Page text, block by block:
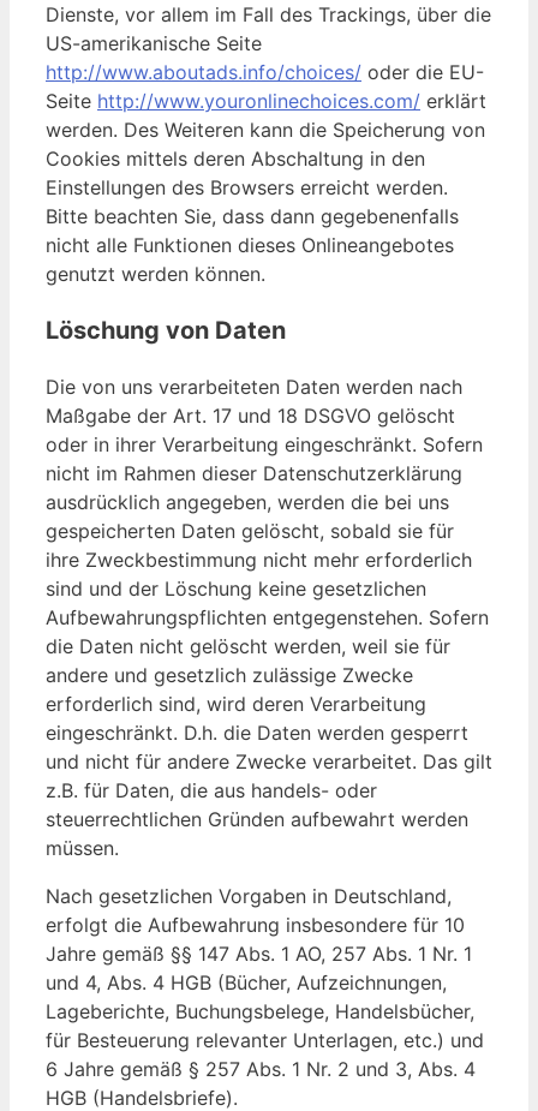
Dienste, vor allem im Fall des Trackings, über die
US-amerikanische Seite
http://www.aboutads.info/choices/ oder die EU-
Seite http://www.youronlinechoices.com/ erklärt
werden. Des Weiteren kann die Speicherung von
Cookies mittels deren Abschaltung in den
Einstellungen des Browsers erreicht werden.
Bitte beachten Sie, dass dann gegebenenfalls
nicht alle Funktionen dieses Onlineangebotes
genutzt werden können.
Löschung von Daten
Die von uns verarbeiteten Daten werden nach
Maßgabe der Art. 17 und 18 DSGVO gelöscht
oder in ihrer Verarbeitung eingeschränkt. Sofern
nicht im Rahmen dieser Datenschutzerklärung
ausdrücklich angegeben, werden die bei uns
gespeicherten Daten gelöscht, sobald sie für
ihre Zweckbestimmung nicht mehr erforderlich
sind und der Löschung keine gesetzlichen
Aufbewahrungspflichten entgegenstehen. Sofern
die Daten nicht gelöscht werden, weil sie für
andere und gesetzlich zulässige Zwecke
erforderlich sind, wird deren Verarbeitung
eingeschränkt. D.h. die Daten werden gesperrt
und nicht für andere Zwecke verarbeitet. Das gilt
z.B. für Daten, die aus handels- oder
steuerrechtlichen Gründen aufbewahrt werden
müssen.
Nach gesetzlichen Vorgaben in Deutschland,
erfolgt die Aufbewahrung insbesondere für 10
Jahre gemäß §§ 147 Abs. 1 AO, 257 Abs. 1 Nr. 1
und 4, Abs. 4 HGB (Bücher, Aufzeichnungen,
Lageberichte, Buchungsbelege, Handelsbücher,
für Besteuerung relevanter Unterlagen, etc.) und
6 Jahre gemäß § 257 Abs. 1 Nr. 2 und 3, Abs. 4
HGB (Handelsbriefe).